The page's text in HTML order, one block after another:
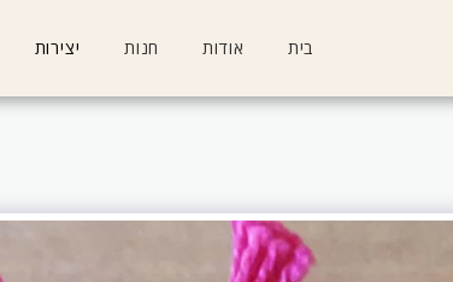
בית אודות חנות יצירות